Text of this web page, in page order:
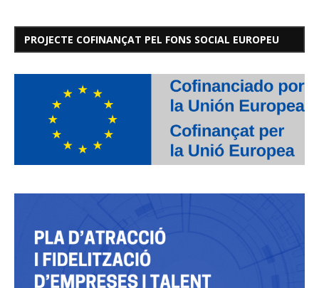
PROJECTE COFINANÇAT PEL FONS SOCIAL EUROPEU